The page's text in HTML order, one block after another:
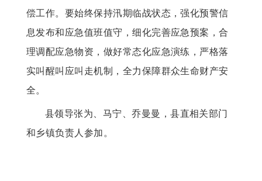
偿工作。要始终保持汛期临战状态，强化预警信
息发布和应急值班值守，细化完善应急预案，合
理调配应急物资，做好常态化应急演练，严格落
实叫醒叫应叫走机制，全力保障群众生命财产安
全。
县领导张为、马宁、乔曼曼，县直相关部门
和乡镇负责人参加。